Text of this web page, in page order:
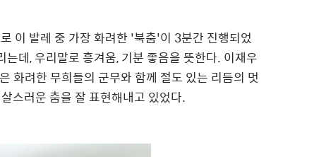
이 발레 중 가장 화려한 '북춤'이 3분간 진행되었
데, 우리말로 흥겨움, 기분 좋음을 뜻한다. 이재우
화려한 무희들의 군무와 함께 절도 있는 리듬의 멋
스러운 춤을 잘 표현해내고 있었다.